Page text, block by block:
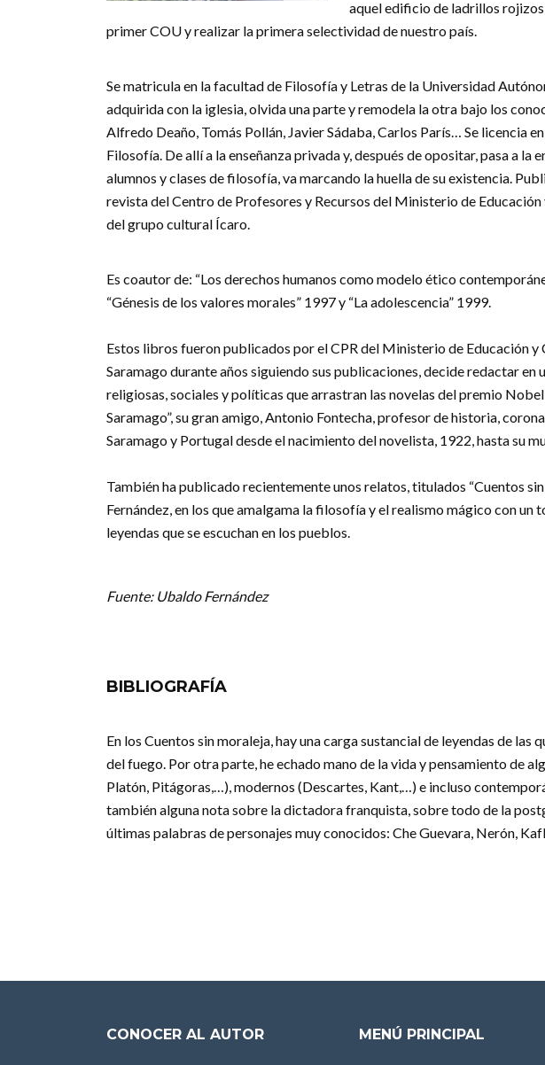
aquel edificio de ladrillos
primer COU y realizar la primera selectividad de nuestro país.
Se matricula en la facultad de Filosofía y Letras de la Universidad
adquirida con la iglesia, olvida una parte y remodela la otra bajo los
Alfredo Deaño, Tomás Pollán, Javier Sádaba, Carlos París… Se licencia
Filosofía. De allí a la enseñanza privada y, después de opositar, pasa a la
alumnos y clases de filosofía, va marcando la huella de su existencia.
revista del Centro de Profesores y Recursos del Ministerio de
del grupo cultural Ícaro.
Es coautor de: “Los derechos humanos como modelo ético
“Génesis de los valores morales” 1997 y “La adolescencia” 1999.
Estos libros fueron publicados por el CPR del Ministerio de Educación y
Saramago durante años siguiendo sus publicaciones, decide redactar
religiosas, sociales y políticas que arrastran las novelas del premio
Saramago”, su gran amigo, Antonio Fontecha, profesor de historia,
Saramago y Portugal desde el nacimiento del novelista, 1922, hasta su
También ha publicado recientemente unos relatos, titulados “Cuentos
Fernández, en los que amalgama la filosofía y el realismo mágico con un
leyendas que se escuchan en los pueblos.
Fuente: Ubaldo Fernández
BIBLIOGRAFÍA
En los Cuentos sin moraleja, hay una carga sustancial de leyendas de
del fuego. Por otra parte, he echado mano de la vida y pensamiento de
Platón, Pitágoras,…), modernos (Descartes, Kant,…) e incluso
también alguna nota sobre la dictadora franquista, sobre todo de la
últimas palabras de personajes muy conocidos: Che Guevara, Nerón,
CONOCER AL AUTOR MENÚ PRINCIPAL